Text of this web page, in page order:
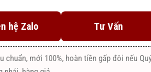
hệ Zalo Tư Vấn
chuẩn, mới 100%, hoàn tiền gấp đôi nếu